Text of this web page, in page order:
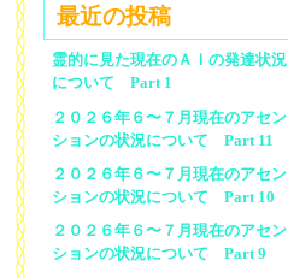
最近の投稿
霊的に見た現在のＡＩの発達状況
について Part 1
２０２６年６〜７月現在のアセン
ションの状況について Part 11
２０２６年６〜７月現在のアセン
ションの状況について Part 10
２０２６年６〜７月現在のアセン
ションの状況について Part 9